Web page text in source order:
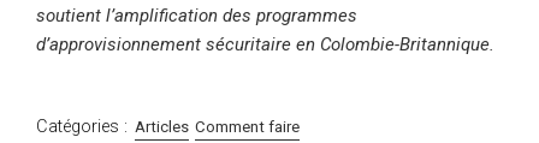
soutient l’amplification des programmes
d’approvisionnement sécuritaire en Colombie-Britannique.
Catégories : Articles Comment faire